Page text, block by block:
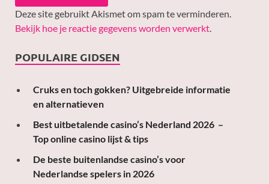
Deze site gebruikt Akismet om spam te verminderen.
Bekijk hoe je reactie gegevens worden verwerkt
POPULAIRE GIDSEN
Cruks en toch gokken? Uitgebreide informatie
en alternatieven
Best uitbetalende casino’s Nederland 2026 –
Top online casino lijst & tips
De beste buitenlandse casino’s voor
Nederlandse spelers in 2026